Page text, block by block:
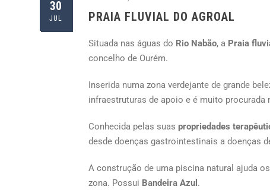
30
JUL PRAIA FLUVIAL DO AGROAL
Situada nas águas do Rio Nabão, a Praia
concelho de Ourém.
Inserida numa zona verdejante de grande
infraestruturas de apoio e é muito procurada
Conhecida pelas suas propriedades
desde doenças gastrointestinais a doenças
A construção de uma piscina natural ajuda
zona. Possui Bandeira Azul .